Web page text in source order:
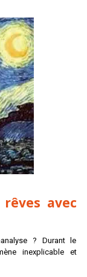
avec
? Durant le
inexplicable et